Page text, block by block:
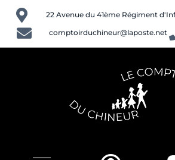
Aller
au
22 Avenue du 41ème Régiment
comptoirduchineur@laposte.net